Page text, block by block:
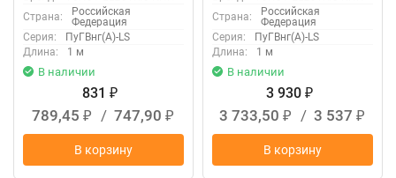
Страна:
Российская
Федерация
Серия:
ПуГВнг(А)-LS
Длина:
1 м
В наличии
831 ₽
789,45 ₽ / 747,90 ₽
В корзину
Страна:
Российская
Федерация
Серия:
ПуГВнг(А)-LS
Длина:
1 м
В наличии
3 930 ₽
3 733,50 ₽ / 3 537 ₽
В корзину